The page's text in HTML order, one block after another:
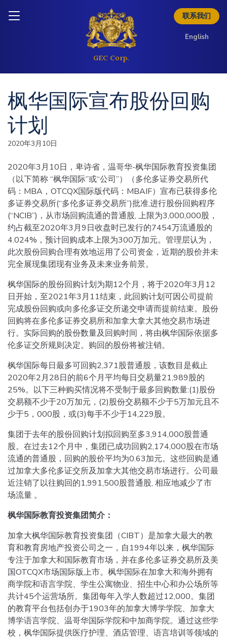
联系我们
English
下载简介
枫华国际宣布股份回购
计划
2020年3月10日
2020年3月10日，卑诗省，温哥华-枫华国际教育投资集团
（以下简称 “枫华国际”或“公司”）（多伦多证券交易所代
码：MBA，OTCQX国际版代码：MBAIF）宣布已获得多伦
多证券交易所(“多伦多证券交易所”)批准,进行股份回购程序
(“NCIB”)，从市场回购流通的普通股, 上限为3,000,000股，
约占截至2020年3月9日收盘时已发行的7454万流通股的
4.024%，预计回购成本上限为300万加元。管理层认为，
此次股份回购合理有效地运用了公司资金，近期的股价并未
完全展现集团现有业务及未来业务前景。
枫华国际的股份回购计划为期12个月，将于2020年3月12
日开始，至2021年3月11结束，此回购计划可因公司提前
完成股份回购或向多伦多证交所递交申请而提前结束。股份
回购将在多伦多证券交易所和加拿大拿大其他交易市场进
行。实际回购的股份数量及回购时间，将由枫华国际依据多
伦多证交所规则决定。购回的股份将被注销。
枫华国际每日最多可回购2,371股普通股，该数目是截止
2020年2月28日的前6个月平均每日交易量21,989股的
25%。以下三种购买情况将不受制于最多回购数量:(1)股份
交易额不少于20万加元，(2)股份交易额不少于5万加元且不
少于5，000股，或(3)每手不少于14,229股。
集团于去年的股份回购计划拟回购至多3,914,000股普通
股。在过去12个月中，集团已成功回购2,174,000股在市场
流通的普通股，回购的股价平均为0.63加元。这些回购是通
过加拿大多伦多证交所及加拿大其他交易市场进行。公司最
近注销了以往购回的1,991,500股普通股, 相应地减少了市
场流量 。
枫华国际教育投资集团简介：
加拿大枫华国际教育投资集团（CIBT）是加拿大最大的教
育和教育房地产投资公司之一，自1994年以来，枫华国际
专注于加拿大和国际教育市场，并在多伦多证券交易所及美
国OTCQX市场国际版上市。枫华国际在加拿大和海外拥有
商学院和语言学院、学生公寓物业、招生中心和办公场所等
共计45个运营场所。集团每年入学人数超过12,000。集团
的教育平台包括创办于1903年的加拿大博学学院、加拿大
博学语言学院、温哥华国际学院和中加商学院。通过这些学
校，枫华国际提供医疗护理、酒店管理、语言培训等领域的
Inquire today